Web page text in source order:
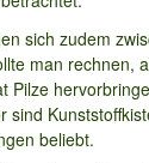
sich zudem
man rechnen,
Pilze
sind
beliebt.